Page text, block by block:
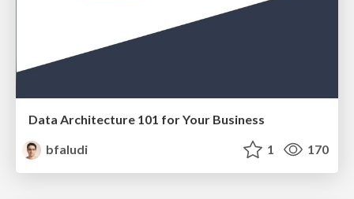
Data Architecture 101 for Your Business
bfaludi
1 170